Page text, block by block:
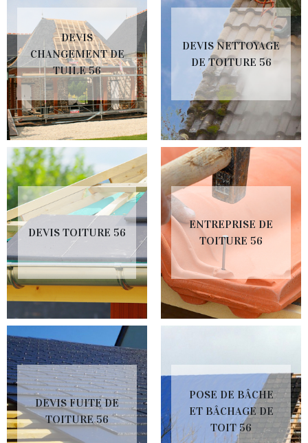
DEVIS
CHANGEMENT DE
TUILE 56
DEVIS NETTOYAGE
DE TOITURE 56
DEVIS TOITURE 56
ENTREPRISE DE
TOITURE 56
DEVIS FUITE DE
TOITURE 56
POSE DE BÂCHE
ET BÂCHAGE DE
TOIT 56